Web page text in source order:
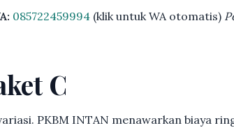
085722459994 (klik untuk WA otomatis)
C
PKBM INTAN menawarkan biaya